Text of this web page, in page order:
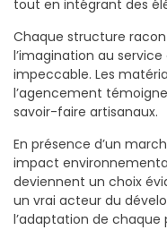
tout en intégrant des
Chaque structure
l’imagination au
impeccable. Les
l’agencement
savoir-faire artisanaux.
En présence d’un
impact
deviennent un choix
un vrai acteur du
l’adaptation de chaque